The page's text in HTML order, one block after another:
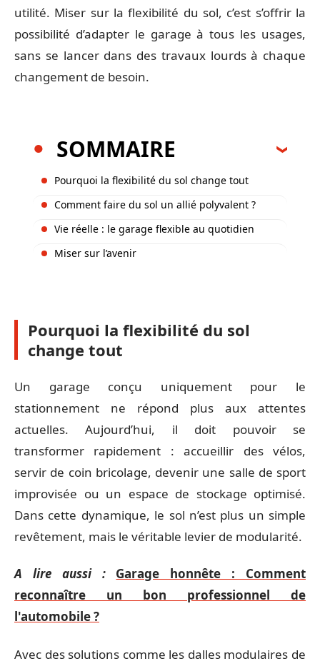
utilité. Miser sur la flexibilité du sol, c’est s’offrir la
possibilité d’adapter le garage à tous les usages,
sans se lancer dans des travaux lourds à chaque
changement de besoin.
SOMMAIRE
Pourquoi la flexibilité du sol change tout
Comment faire du sol un allié polyvalent ?
Vie réelle : le garage flexible au quotidien
Miser sur l’avenir
Pourquoi la flexibilité du sol
change tout
Un garage conçu uniquement pour le
stationnement ne répond plus aux attentes
actuelles. Aujourd’hui, il doit pouvoir se
transformer rapidement : accueillir des vélos,
servir de coin bricolage, devenir une salle de sport
improvisée ou un espace de stockage optimisé.
Dans cette dynamique, le sol n’est plus un simple
revêtement, mais le véritable levier de modularité.
A lire aussi :
Garage honnête : Comment
reconnaître un bon professionnel de
l'automobile ?
Avec des solutions comme les dalles modulaires de